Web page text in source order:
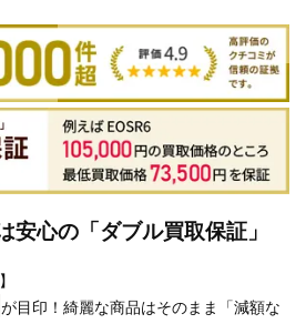
安心の「ダブル買取保証」
が目印！綺麗な商品はそのまま「減額な